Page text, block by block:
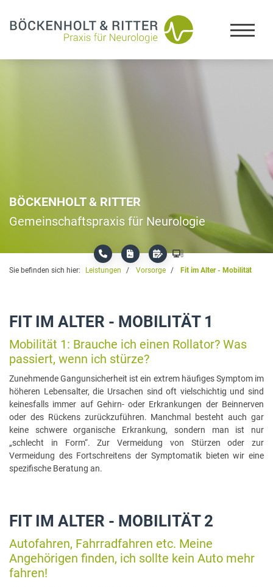
BÖCKENHOLT & RITTER
Gemeinschaftspraxis für Neurologie
Sie befinden sich hier: Leistungen Vorsorge Fit im Alter - Mobilität
FIT IM ALTER - MOBILITÄT 1
Mobilität 1: Brauche ich einen Rollator? Was
passiert, wenn ich stürze?
Zunehmende Gangunsicherheit ist ein extrem häufiges Symptom im
höheren Lebensalter, die Ursachen sind oft vielschichtig und sind
keinesfalls immer auf Gehirn- oder Erkrankungen der Beinnerven
oder des Rückens zurückzuführen. Manchmal besteht auch gar
keine schwere organische Erkrankung, sondern man ist nur
„schlecht in Form“. Zur Vermeidung von Stürzen oder zur
Vermeidung des Fortschreitens der Symptomatik bieten wir eine
spezifische Beratung an.
FIT IM ALTER - MOBILITÄT 2
Autofahren, Fahrradfahren etc. Meine
Angehörigen finden, ich sollte kein Auto mehr
fahren!